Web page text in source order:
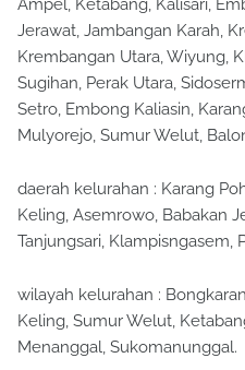
Ampel, Ketabang, Kalisari,
Jerawat, Jambangan Karah,
Krembangan Utara, Wiyung,
Sugihan, Perak Utara,
Setro, Embong Kaliasin,
Mulyorejo, Sumur Welut,
daerah kelurahan : Karang
Keling, Asemrowo, Babakan
Tanjungsari, Klampisngasem,
wilayah kelurahan :
Keling, Sumur Welut,
Menanggal, Sukomanunggal.